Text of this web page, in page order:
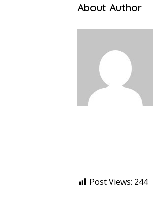
About Author
Post Views: 244